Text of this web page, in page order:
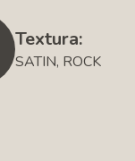
Textura:
SATIN, ROCK